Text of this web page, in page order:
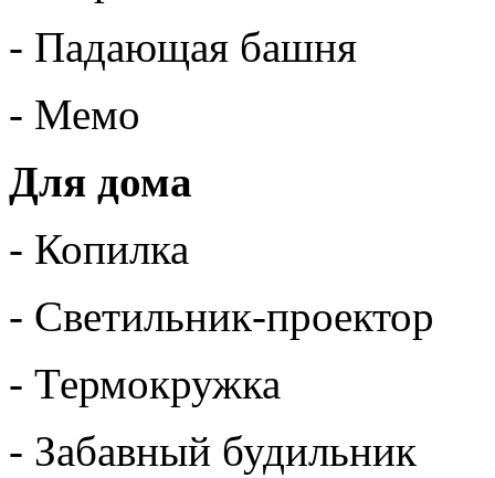
- Падающая башня
- Мемо
Для дома
- Копилка
- Светильник-проектор
- Термокружка
- Забавный будильник